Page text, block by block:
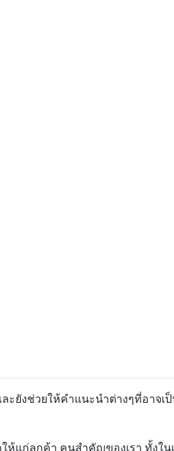
ะยังช่วยให้คำแนะนำต่างๆที่อาจ
ห้แก่ลูกค้า คนสำคัญของเรา ทั้งใ